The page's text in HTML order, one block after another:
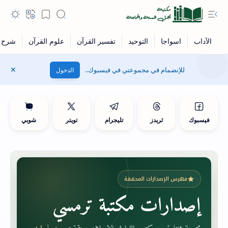
للإنضمام في مجموعتي في فيسبوك.. الدخول
فيسبوك ثريدز تليجرام تويتر شوبي
فهرس الإصدارات المحققة
إصدارات مكتبة ترمسي